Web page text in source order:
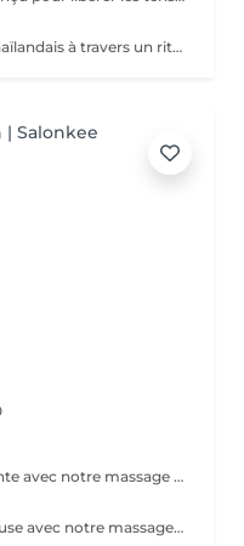
Découvrez l'essence du bien-être thaïlandais à travers un rituel harmonieux. Conçu pour détendre le corps, soulager les tensions musculaires, stimuler la circulation et procurer une sensation durable d'équilibre et de bien-être. Comprend : Massage Thaïlandais Traditionnel à l'Huile 90 min Réflexologie Plantaire Thaïlandaise 45 min
Profitez d'une expérience revitalisante avec notre massage relaxant de 40, 60 ou 90 minutes. Nos esthéticiennes utiliseront des techniques douces pour soulager les tensions musculaires, procurant une sensation de tranquillité. Le temps de préparation et d'installation de la cliente est inclus dans la période choisie, garantissant que chaque minute soit consacrée à votre bien-être. Profitez de ce moment pour rajeunir corps et esprit.
Plongez dans une expérience luxueuse avec notre massage Vinothérapie de 40, 60 ou 90 minutes. Nos Esthetcienne experts utiliseront des techniques spécifiques, combinant les bienfaits du raisin pour apaiser vos muscles et offrir une sensation de détente profonde. Le temps de préparation et d'installation de la cliente est inclus dans la durée sélectionnée, garantissant une expérience dédiée à votre bien-être. Laissez-vous emporter par ce moment de délice, revitalisant à la fois votre corps et votre esprit.